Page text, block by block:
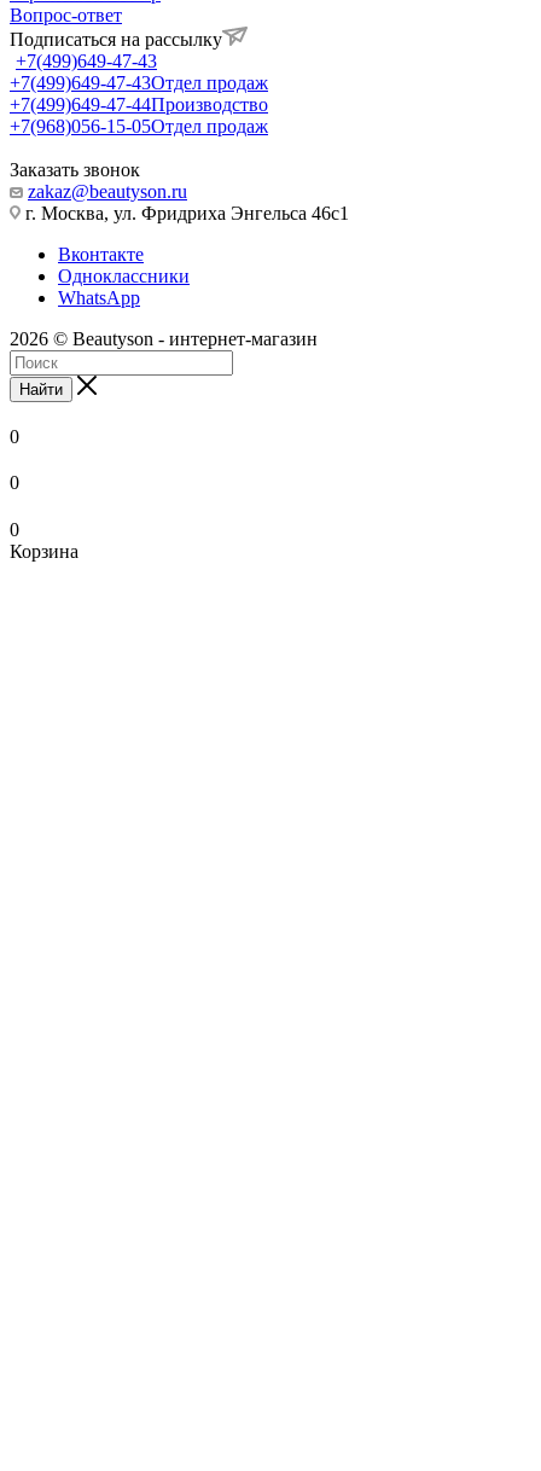
Вопрос-ответ
Подписаться на рассылку
+7(499)649-47-43
+7(499)649-47-43Отдел продаж
+7(499)649-47-44Производство
+7(968)056-15-05Отдел продаж
Заказать звонок
zakaz@beautyson.ru
г. Москва, ул. Фридриха Энгельса 46с1
Вконтакте
Одноклассники
WhatsApp
2026 © Beautyson - интернет-магазин
Найти
0
0
0
Корзина